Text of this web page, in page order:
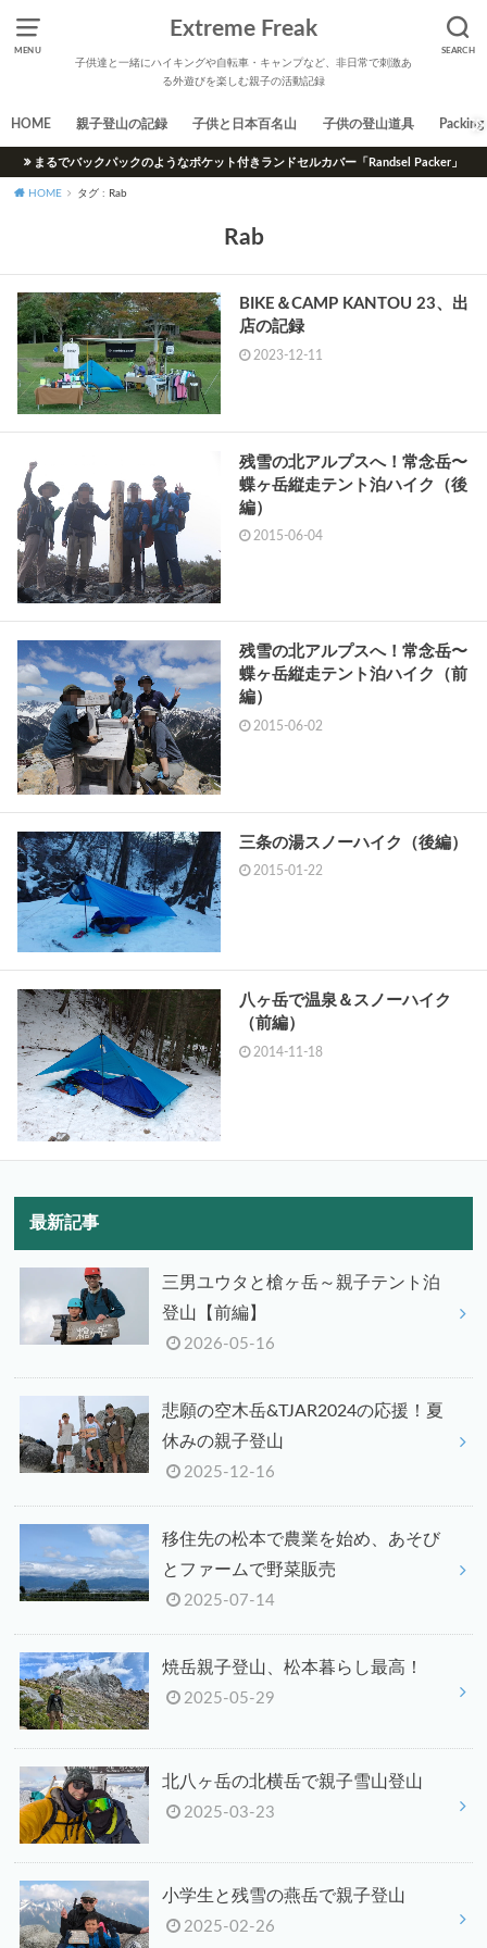
MENU SEARCH
Extreme Freak
子供達と一緒にハイキングや自転車・キャンプなど、非日常で刺激あ
る外遊びを楽しむ親子の活動記録
HOME 親子登山の記録 子供と日本百名山 子供の登山道具 Packing
まるでバックパックのようなポケット付きランドセルカバー「Randsel Packer」
HOME タグ : Rab
Rab
BIKE＆CAMP KANTOU 23、出
店の記録
2023-12-11
残雪の北アルプスへ！常念岳〜
蝶ヶ岳縦走テント泊ハイク（後
編）
2015-06-04
残雪の北アルプスへ！常念岳〜
蝶ヶ岳縦走テント泊ハイク（前
編）
2015-06-02
三条の湯スノーハイク（後編）
2015-01-22
八ヶ岳で温泉＆スノーハイク
（前編）
2014-11-18
最新記事
三男ユウタと槍ヶ岳～親子テント泊
登山【前編】
2026-05-16
悲願の空木岳&TJAR2024の応援！夏
休みの親子登山
2025-12-16
移住先の松本で農業を始め、あそび
とファームで野菜販売
2025-07-14
焼岳親子登山、松本暮らし最高！
2025-05-29
北八ヶ岳の北横岳で親子雪山登山
2025-03-23
小学生と残雪の燕岳で親子登山
2025-02-26